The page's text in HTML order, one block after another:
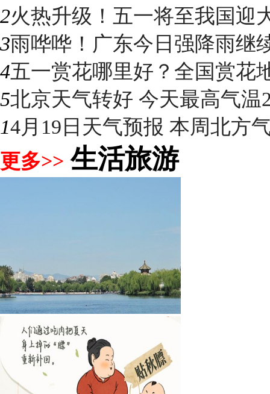
2火热升级！五一将至我国迎
3雨哗哗！广东今日强降雨继
4五一赏花哪里好？全国赏花
5北京天气转好 今天最高气
14月19日天气预报 本周北方
更多>> 生活旅游